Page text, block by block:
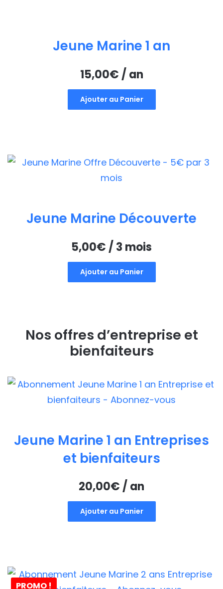
Jeune Marine 1 an
15,00€ / an
Ajouter au Panier
Jeune Marine Découverte
5,00€ / 3 mois
Ajouter au Panier
Nos offres d’entreprise et
bienfaiteurs
Jeune Marine 1 an Entreprises
et bienfaiteurs
20,00€/ an
Ajouter au Panier
PROMO !